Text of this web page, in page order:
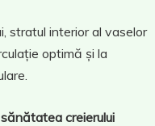
stratul interior al vaselor
optimă și la
creierului